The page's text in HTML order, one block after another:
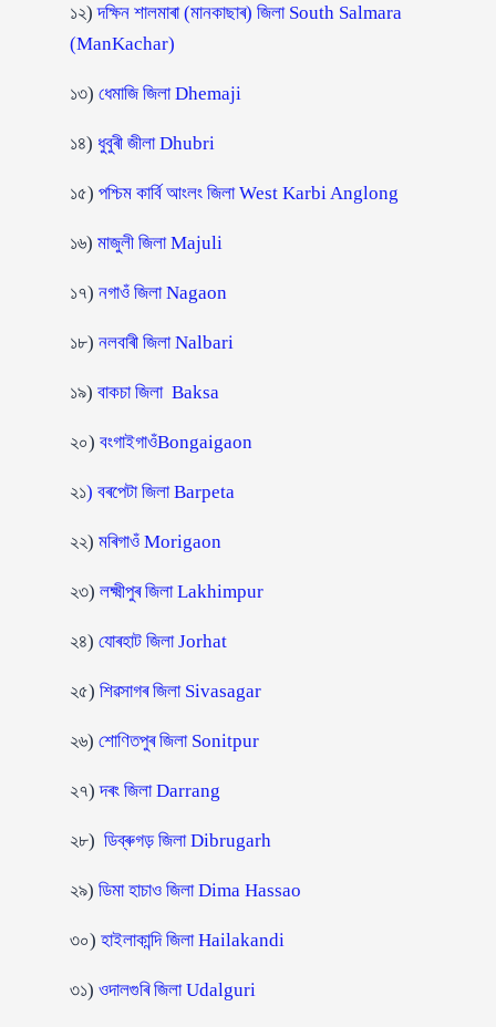
১২)দক্ষিন শালমাৰা (মানকাছাৰ) জিলা South Salmara
(ManKachar)
১৩)ধেমাজি জিলা Dhemaji
১৪) ধুবুৰী জীলা Dhubri
১৫)পশ্চিম কাৰ্বি আংলং জিলা West Karbi Anglong
১৬)মাজুলী জিলাMajuli
১৭)নগাওঁ জিলাNagaon
১৮)নলবাৰী জিলাNalbari
১৯)বাকচা জিলাBaksa
২০) বংগাইগাওঁBongaigaon
২১) বৰপেটা জিলাBarpeta
২২) মৰিগাওঁ Morigaon
২৩)লক্ষ্মীপুৰ জিলা Lakhimpur
২৪)যোৰহাট জিলা Jorhat
২৫)শিৱসাগৰ জিলা Sivasagar
২৬)শোণিতপুৰ জিলা Sonitpur
২৭) দৰং জিলা Darrang
২৮)ডিব্ৰুগড় জিলা Dibrugarh
২৯)ডিমা হাচাও জিলা Dima Hassao
৩০)হাইলাকান্দি জিলা Hailakandi
৩১)ওদালগুৰি জিলা Udalguri